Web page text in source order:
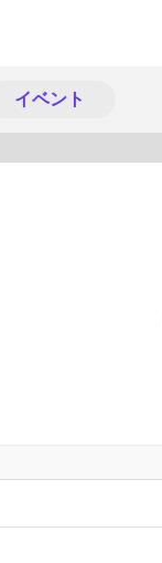
イベント